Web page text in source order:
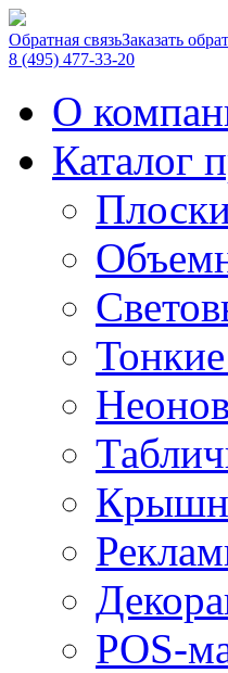
Обратная связьЗаказать
8 (495) 477-33-20
О
Каталог
POS-